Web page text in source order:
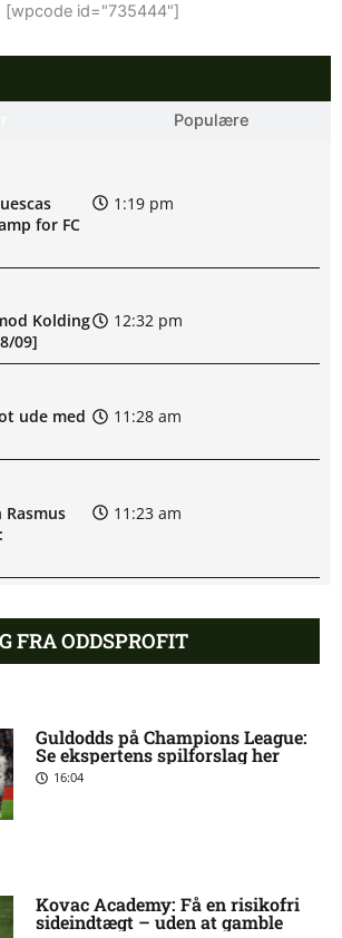
[wpcode id="735444"]
Populære
for FC
1:19 pm
Kolding
09]
12:32 pm
ude med
11:28 am
11:23 am
Busch
hos
9:46 am
på
IF
8:31 am
FRA ODDSPROFIT
Guldodds på Champions League:
Se ekspertens spilforslag her
16:04
Kovac Academy: Få en risikofri
sideindtægt – uden at gamble